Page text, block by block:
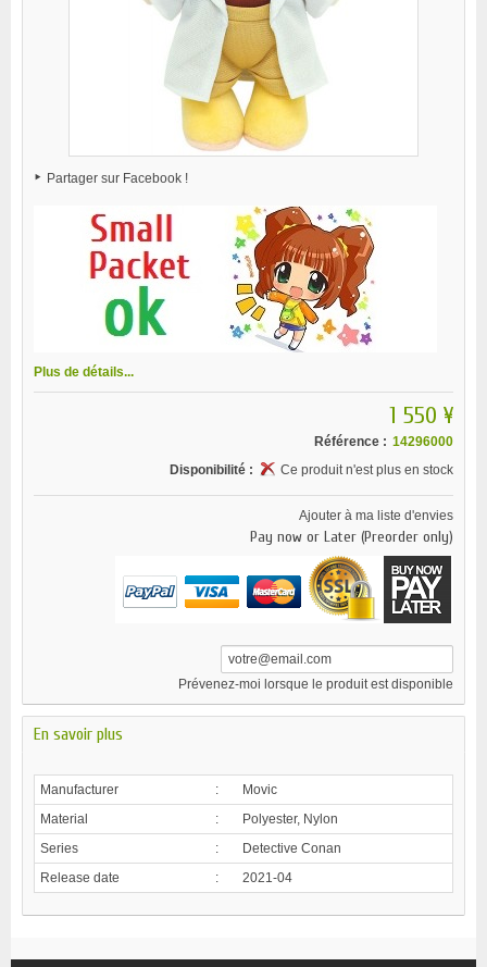
Partager sur Facebook !
Plus de détails...
1 550 ¥
Référence : 14296000
Disponibilité :
Ce produit n'est plus en stock
Ajouter à ma liste d'envies
Pay now or Later (Preorder only)
Prévenez-moi lorsque le produit est disponible
En savoir plus
Manufacturer :
Movic
Material
:
Polyester, Nylon
Series
:
Detective Conan
Release date
: 2021-04